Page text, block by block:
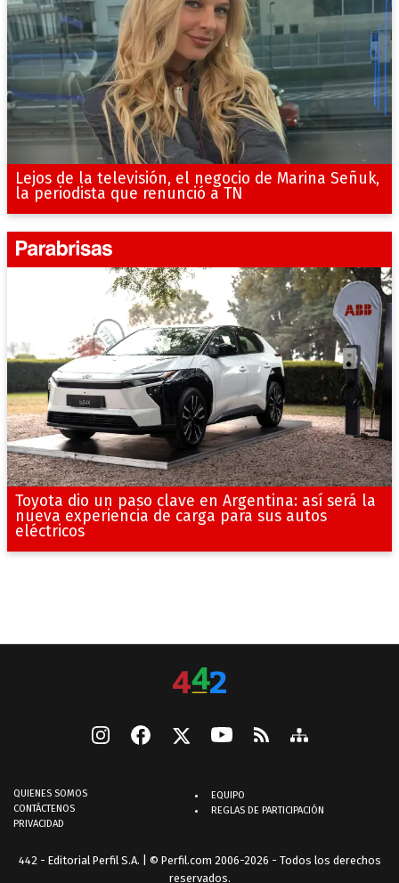
Lejos de la televisión, el negocio de Marina Señuk,
la periodista que renunció a TN
Toyota dio un paso clave en Argentina: así será la
nueva experiencia de carga para sus autos
eléctricos
QUIENES SOMOS
CONTÁCTENOS
PRIVACIDAD
EQUIPO
REGLAS DE PARTICIPACIÓN
442 - Editorial Perfil S.A. | © Perfil.com 2006-2026 - Todos los derechos
reservados.